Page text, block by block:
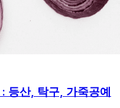
등산, 탁구, 가죽공예